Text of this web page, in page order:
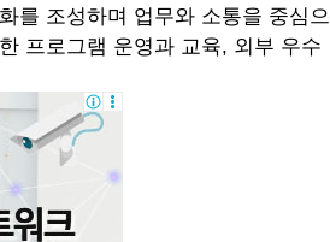
를 조성하며 업무와 소통을 중심으
프로그램 운영과 교육, 외부 우수